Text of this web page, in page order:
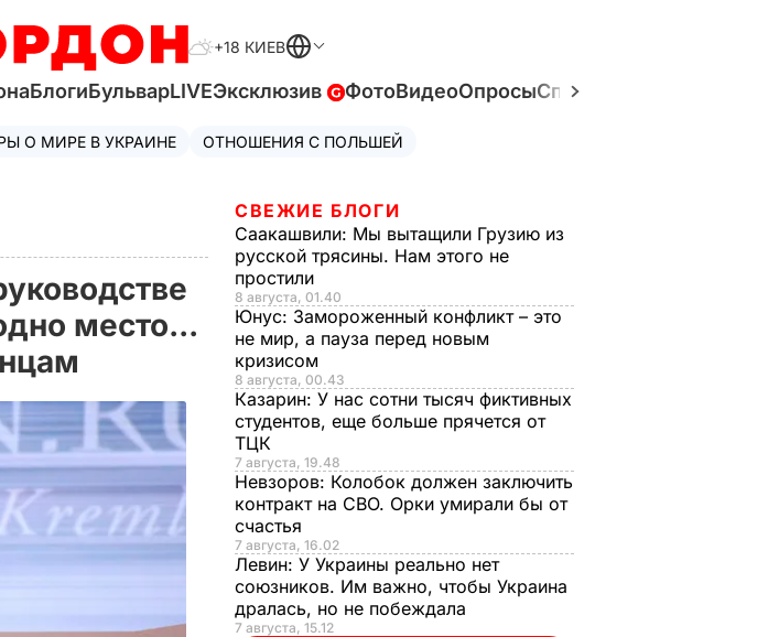
+18 КИЕВ
БлогиБульварLIVEЭксклюзив ФотоВидеоОпросыСпецпроекты
О МИРЕ В УКРАИНЕ ОТНОШЕНИЯ С ПОЛЬШЕЙ
место...
СВЕЖИЕ БЛОГИ
Саакашвили: Мы вытащили Грузию из
русской трясины. Нам этого не
простили
8 августа, 01.40
Юнус: Замороженный конфликт – это
не мир, а пауза перед новым
кризисом
8 августа, 00.43
Казарин: У нас сотни тысяч фиктивных
студентов, еще больше прячется от
ТЦК
7 августа, 19.48
Невзоров: Колобок должен заключить
контракт на СВО. Орки умирали бы от
счастья
7 августа, 16.02
Левин: У Украины реально нет
союзников. Им важно, чтобы Украина
дралась, но не побеждала
7 августа, 15.12